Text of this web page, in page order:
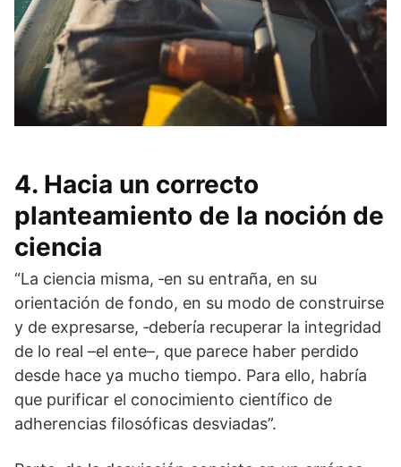
4. Hacia un correcto
planteamiento de la noción de
ciencia
“La ciencia misma, ‑en su entraña, en su
orientación de fondo, en su modo de construirse
y de expresarse, ‑debería recuperar la integridad
de lo real –el ente–, que parece haber perdido
desde hace ya mucho tiempo. Para ello, habría
que purificar el conocimiento científico de
adherencias filosóficas des­viadas”.